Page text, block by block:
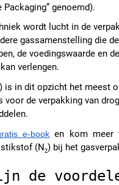
genoemd).
wordt lucht in de
gassamenstelling die
de voedingswaarde en
verlengen.
) is in dit opzicht het meest
voor de verpakking van
e-book en kom meer
(N2) bij het
de